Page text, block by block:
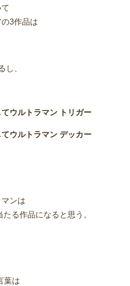
3作品は
し、
ウルトラマン トリガー
ウルトラマン デッカー
ンは
る作品になると思う。
葉は